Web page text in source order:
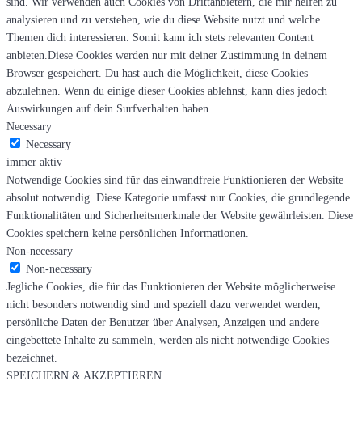
analysieren und zu verstehen, wie du diese Website nutzt und welche
Themen dich interessieren. Somit kann ich stets relevanten Content
anbieten.Diese Cookies werden nur mit deiner Zustimmung in deinem
Browser gespeichert. Du hast auch die Möglichkeit, diese Cookies
abzulehnen. Wenn du einige dieser Cookies ablehnst, kann dies jedoch
Auswirkungen auf dein Surfverhalten haben.
Necessary
Necessary
immer aktiv
Notwendige Cookies sind für das einwandfreie Funktionieren der Website
absolut notwendig. Diese Kategorie umfasst nur Cookies, die grundlegende
Funktionalitäten und Sicherheitsmerkmale der Website gewährleisten. Diese
Cookies speichern keine persönlichen Informationen.
Non-necessary
Non-necessary
Jegliche Cookies, die für das Funktionieren der Website möglicherweise
nicht besonders notwendig sind und speziell dazu verwendet werden,
persönliche Daten der Benutzer über Analysen, Anzeigen und andere
eingebettete Inhalte zu sammeln, werden als nicht notwendige Cookies
bezeichnet.
SPEICHERN & AKZEPTIEREN